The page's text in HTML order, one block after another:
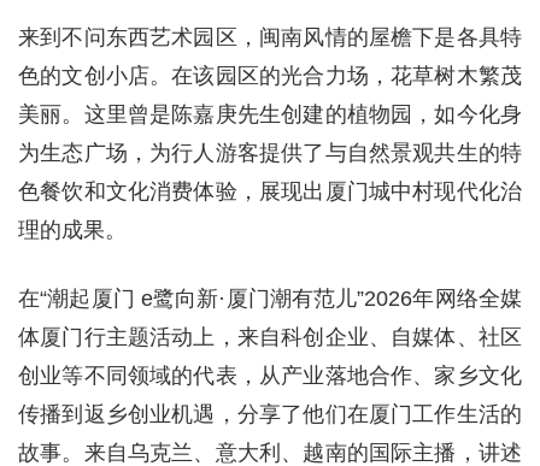
来到不问东西艺术园区，闽南风情的屋檐下是各具特
色的文创小店。在该园区的光合力场，花草树木繁茂
美丽。这里曾是陈嘉庚先生创建的植物园，如今化身
为生态广场，为行人游客提供了与自然景观共生的特
色餐饮和文化消费体验，展现出厦门城中村现代化治
理的成果。
在“潮起厦门 e鹭向新·厦门潮有范儿”2026年网络全媒
体厦门行主题活动上，来自科创企业、自媒体、社区
创业等不同领域的代表，从产业落地合作、家乡文化
传播到返乡创业机遇，分享了他们在厦门工作生活的
故事。来自乌克兰、意大利、越南的国际主播，讲述